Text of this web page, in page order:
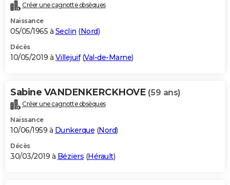
Créer une cagnotte obsèques
Naissance
05/05/1965 à Seclin (Nord)
Décès
10/05/2019 à Villejuif(Val-de-Marne)
Sabine VANDENKERCKHOVE (59 ans)
Créer une cagnotte obsèques
Naissance
10/06/1959 à Dunkerque (Nord)
Décès
30/03/2019 à Béziers (Hérault)